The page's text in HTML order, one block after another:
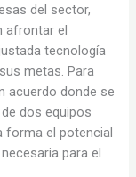
del sector,
afrontar el
tecnología
metas. Para
acuerdo donde se
dos equipos
forma el potencial
para el